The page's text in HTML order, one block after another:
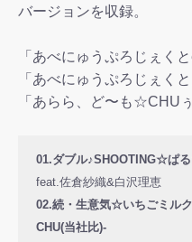
バージョンを収録。
「あべにゅうぷろじぇく
「あべにゅうぷろじぇく
「あらら、ど〜も☆CHU
01.ダブル♪SHOOTING☆ぱ
feat.佐倉紗織&白沢理恵
02.続・生意気☆いちごミル
CHU(当社比)-